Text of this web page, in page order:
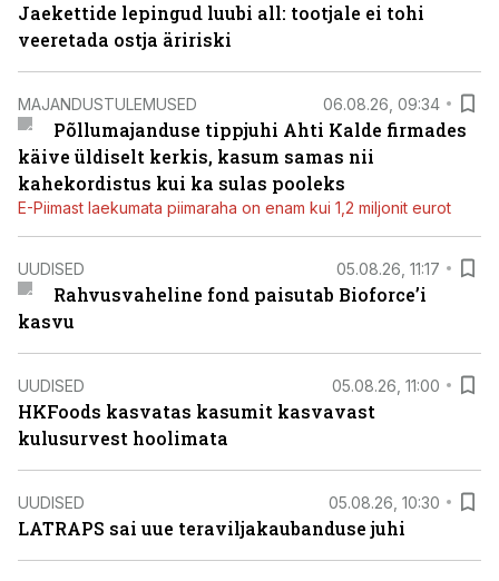
Jaekettide lepingud luubi all: tootjale ei tohi
veeretada ostja äririski
MAJANDUSTULEMUSED 06.08.26, 09:34
Põllumajanduse tippjuhi Ahti Kalde firmades
käive üldiselt kerkis, kasum samas nii
kahekordistus kui ka sulas pooleks
E-Piimast laekumata piimaraha on enam kui 1,2 miljonit eurot
UUDISED 05.08.26, 11:17
Rahvusvaheline fond paisutab Bioforce’i
kasvu
UUDISED 05.08.26, 11:00
HKFoods kasvatas kasumit kasvavast
kulusurvest hoolimata
UUDISED 05.08.26, 10:30
LATRAPS sai uue teraviljakaubanduse juhi